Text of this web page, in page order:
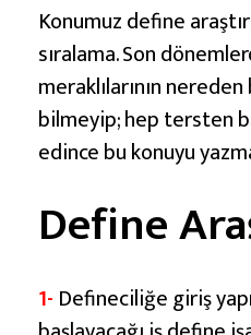
n
e
A
r
a
t
r
m
Konumuz define
sıralama. Son
meraklılarının nereden
bilmeyip; hep tersten
edince bu konuyu
Define
1- Defineciliğe giriş